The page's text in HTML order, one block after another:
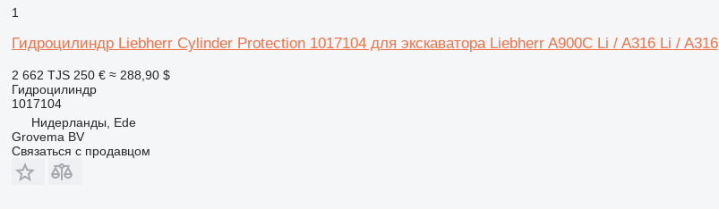
1
Гидроцилиндр Liebherr Cylinder Protection 1017104 для экскаватора Liebherr A900C Li / A316 Li / A316
2 662 TJS 250 € ≈ 288,90 $
Гидроцилиндр
1017104
Нидерланды, Ede
Grovema BV
Связаться с продавцом